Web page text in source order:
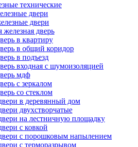
технические
двери
двери
железная дверь
в квартиру
в общий коридор
в подъезд
входная с шумоизоляцией
мдф
с зеркалом
со стеклом
в деревянный дом
двухстворчатые
на лестничную площадку
с ковкой
с порошковым напылением
с терморазрывом